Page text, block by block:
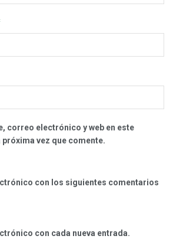
correo electrónico y web en este
vez que comente.
con los siguientes comentarios
con cada nueva entrada.